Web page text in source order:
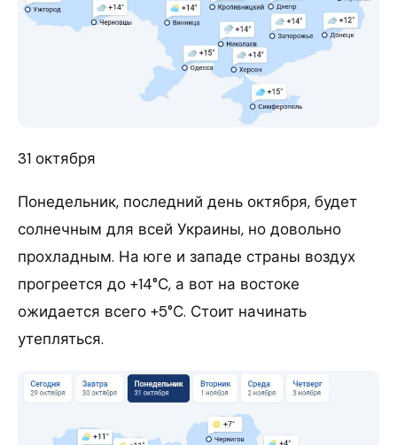
31 октября
Понедельник, последний день октября, будет
солнечным для всей Украины, но довольно
прохладным. На юге и западе страны воздух
прогреется до +14°С, а вот на востоке
ожидается всего +5°С. Стоит начинать
утепляться.